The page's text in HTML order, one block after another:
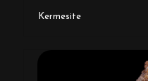
Kermesite